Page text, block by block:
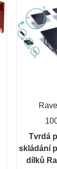
Tvrdá
skládání
dílků